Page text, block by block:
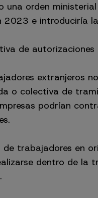
una orden
e introduciría
de
extranjeros
o colectiva de
podrían
trabajadores en
dentro de